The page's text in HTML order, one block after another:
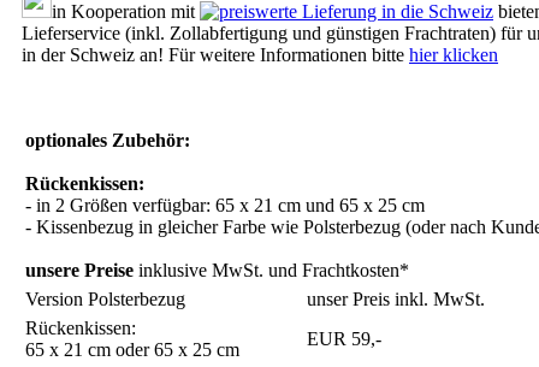
in Kooperation mit
Lieferservice (inkl. Zollabfertigung und günstigen Frachtraten) für
in der Schweiz an! Für weitere Informationen bitte hier klicken
optionales Zubehör:
Rückenkissen:
- in 2 Größen verfügbar: 65 x 21 cm und 65 x 25 cm
- Kissenbezug in gleicher Farbe wie Polsterbezug (oder nach
unsere Preise inklusive MwSt. und Frachtkosten*
Version Polsterbezug
unser Preis inkl. MwSt.
Rückenkissen:
65 x 21 cm oder 65 x 25 cm
EUR 59,-